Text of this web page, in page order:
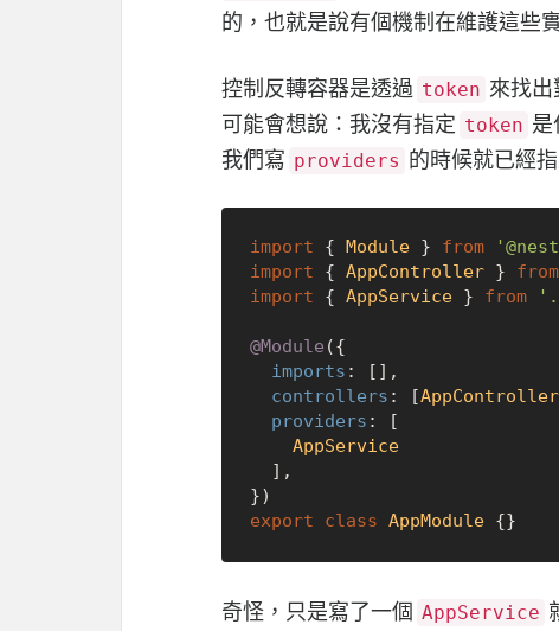
的，也就是說有個機制在維護這些
控制反轉容器是透過 token 來找
可能會想說：我沒有指定 token 是
我們寫 providers 的時候就已經
import { Module } from
import { AppController } from
import { AppService } from
@Module ({
imports : [],
controllers : [AppController
providers : [
AppService
export
class AppModule
奇怪，只是寫了一個 AppService